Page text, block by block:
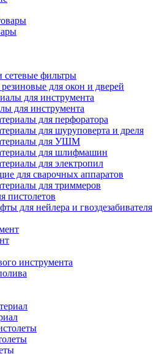
сетевые фильтры
для окон и дверей
для инструмента
для перфоратора
для шуруповерта и дреля
для УШМ
для шлифмашин
для электропил
для сварочных аппаратов
для триммеров
пистолетов
для нейлера и гвоздезабивателя
инструмента